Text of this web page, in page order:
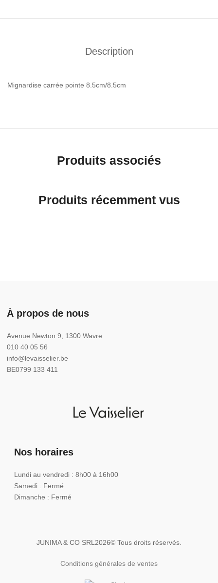
Description
Mignardise carrée pointe 8.5cm/8.5cm
Produits associés
Produits récemment vus
À propos de nous
Avenue Newton 9, 1300 Wavre
010 40 05 56
info@levaisselier.be
BE0799 133 411
Nos horaires
Lundi au vendredi : 8h00 à 16h00
Samedi : Fermé
Dimanche : Fermé
JUNIMA & CO SRL2026© Tous droits réservés.
Conditions générales de ventes